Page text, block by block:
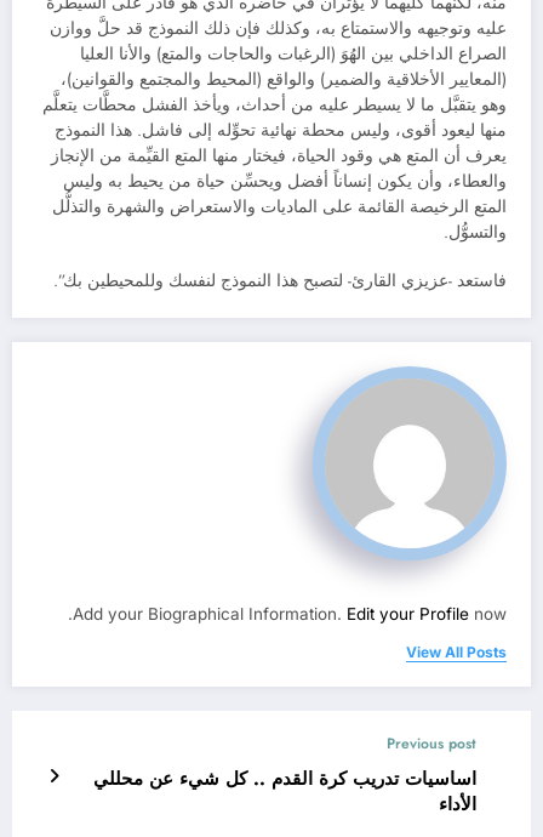
عليه وتوجيهه والاستمتاع به، وكذلك فإن ذلك النموذج قد حلَّ ووازن
الصراع الداخلي بين الهُوَ (الرغبات والحاجات والمتع) والأنا العليا
(المعايير الأخلاقية والضمير) والواقع (المحيط والمجتمع والقوانين)،
وهو يتقبَّل ما لا يسيطر عليه من أحداث، ويأخذ الفشل محطَّات يتعلَّم
منها ليعود أقوى، وليس محطة نهائية تحوِّله إلى فاشل. هذا النموذج
يعرف أن المتع هي وقود الحياة، فيختار منها المتع القيِّمة من الإنجاز
والعطاء، وأن يكون إنساناً أفضل ويحسِّن حياة من يحيط به وليس
المتع الرخيصة القائمة على الماديات والاستعراض والشهرة والتذلُّل
والتسوُّل.
فاستعد -عزيزي القارئ- لتصبح هذا النموذج لنفسك وللمحيطين بك”.
Add your Biographical Information. Edit your Profile now.
View All Posts
Previous post
اساسيات تدريب كرة القدم .. كل شيء عن محللي
الأداء